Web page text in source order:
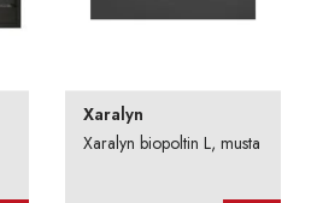
Xaralyn
Xaralyn biopoltin L, musta